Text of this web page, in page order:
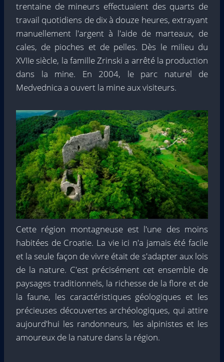
trentaine de mineurs effectuaient des quarts de
travail quotidiens de dix à douze heures, extrayant
manuellement l'argent à l'aide de marteaux, de
cales, de pioches et de pelles. Dès le milieu du
XVIIe siècle, la famille Zrinski a arrêté la production
dans la mine. En 2004, le parc naturel de
Medvednica a ouvert la mine aux visiteurs.
Cette région montagneuse est l'une des moins
habitées de Croatie. La vie ici n'a jamais été facile
et la seule façon de vivre était de s'adapter aux lois
de la nature. C'est précisément cet ensemble de
paysages traditionnels, la richesse de la flore et de
la faune, les caractéristiques géologiques et les
précieuses découvertes archéologiques, qui attire
aujourd'hui les randonneurs, les alpinistes et les
amoureux de la nature dans la région.